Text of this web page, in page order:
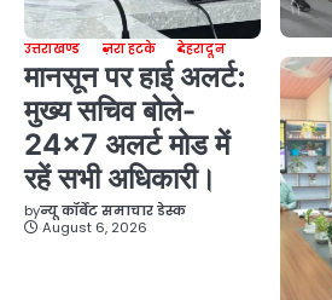
उत्तराखण्ड ज़रा हटके देहरादून
मानसून पर हाई अलर्ट:
मुख्य सचिव बोले-
24×7 अलर्ट मोड में
रहें सभी अधिकारी।
byन्यू कॉर्बेट समाचार डेस्क
August 6, 2026